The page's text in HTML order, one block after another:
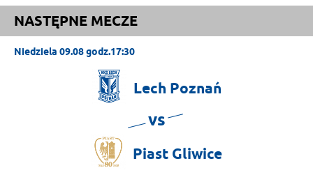
NASTĘPNE MECZE
Niedziela 09.08 godz.17:30
Lech Poznań
vs
Piast Gliwice